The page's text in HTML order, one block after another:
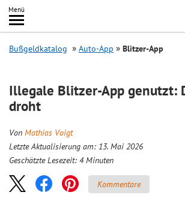
Inhalt
springen
Menü
Bußgeldkatalog Auto-App Blitzer-App
Illegale Blitzer-App genutzt:
droht
Von Mathias Voigt
Letzte Aktualisierung am: 13. Mai 2026
Geschätzte Lesezeit: 4 Minuten
Kommentare